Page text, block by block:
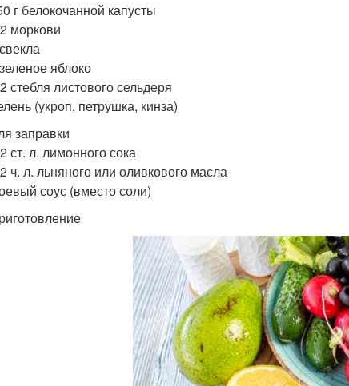
г белокочанной капусты
моркови
яблоко
стебля листового сельдеря
(укроп, петрушка, кинза)
заправки
ст. л. лимонного сока
ч. л. льняного или оливкового масла
соус (вместо соли)